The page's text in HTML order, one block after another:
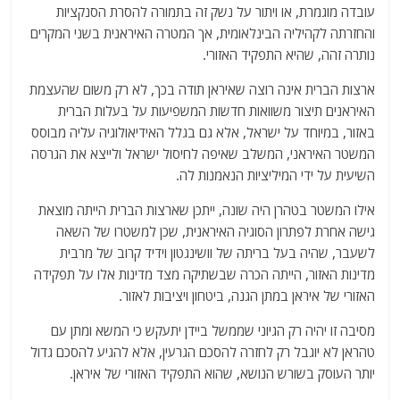
עובדה מוגמרת, או ויתור על נשק זה בתמורה להסרת הסנקציות
והחזרתה לקהיליה הבינלאומית, אך המטרה האיראנית בשני המקרים
נותרה זהה, שהיא התפקיד האזורי.
ארצות הברית אינה רוצה שאיראן תודה בכך, לא רק משום שהעצמת
האיראנים תיצור משוואות חדשות המשפיעות על בעלות הברית
באזור, במיוחד על ישראל, אלא גם בגלל האידיאולוגיה עליה מבוסס
המשטר האיראני, המשלב שאיפה לחיסול ישראל ולייצא את הגרסה
השיעית על ידי המיליציות הנאמנות לה.
אילו המשטר בטהרן היה שונה, ייתכן שארצות הברית הייתה מוצאת
גישה אחרת לפתרון הסוגיה האיראנית, שכן למשטרו של השאה
לשעבר, שהיה בעל בריתה של וושינגטון וידיד קרוב של מרבית
מדינות האזור, הייתה הכרה שבשתיקה מצד מדינות אלו על תפקידה
האזורי של איראן במתן הגנה, ביטחון ויציבות לאזור.
מסיבה זו יהיה רק הגיוני שממשל ביידן יתעקש כי המשא ומתן עם
טהראן לא יוגבל רק לחזרה להסכם הגרעין, אלא להגיע להסכם גדול
יותר העוסק בשורש הנושא, שהוא התפקיד האזורי של איראן.